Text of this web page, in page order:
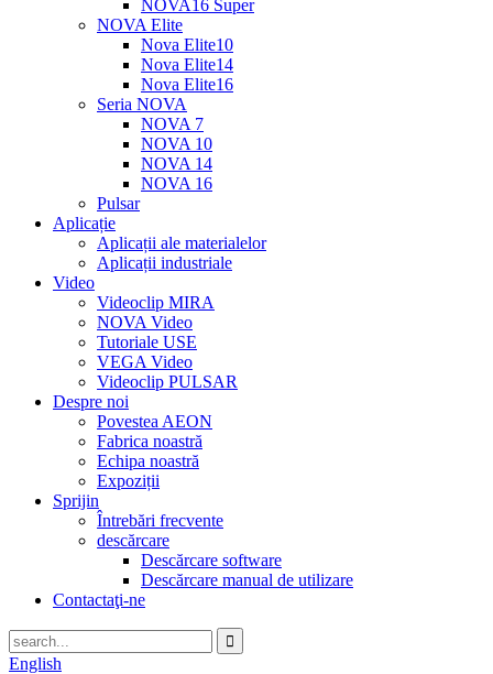
NOVA16 Super
NOVA Elite
Nova Elite10
Nova Elite14
Nova Elite16
Seria NOVA
NOVA 7
NOVA 10
NOVA 14
NOVA 16
Pulsar
Aplicație
Aplicații ale materialelor
Aplicații industriale
Video
Videoclip MIRA
NOVA Video
Tutoriale USE
VEGA Video
Videoclip PULSAR
Despre noi
Povestea AEON
Fabrica noastră
Echipa noastră
Expoziții
Sprijin
Întrebări frecvente
descărcare
Descărcare software
Descărcare manual de utilizare
Contactaţi-ne
English